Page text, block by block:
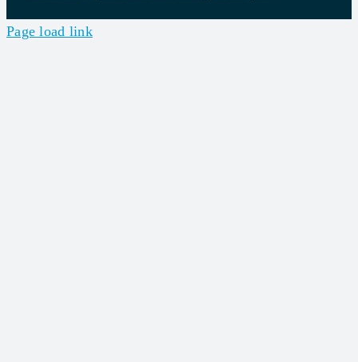
Page load link